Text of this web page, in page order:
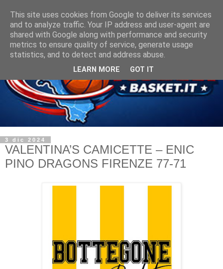
3 dic 2024
VALENTINA’S CAMICETTE – ENIC
PINO DRAGONS FIRENZE 77-71
This site uses cookies from Google to deliver its services
and to analyze traffic. Your IP address and user-agent are
shared with Google along with performance and security
metrics to ensure quality of service, generate usage
statistics, and to detect and address abuse.
LEARN MORE GOT IT